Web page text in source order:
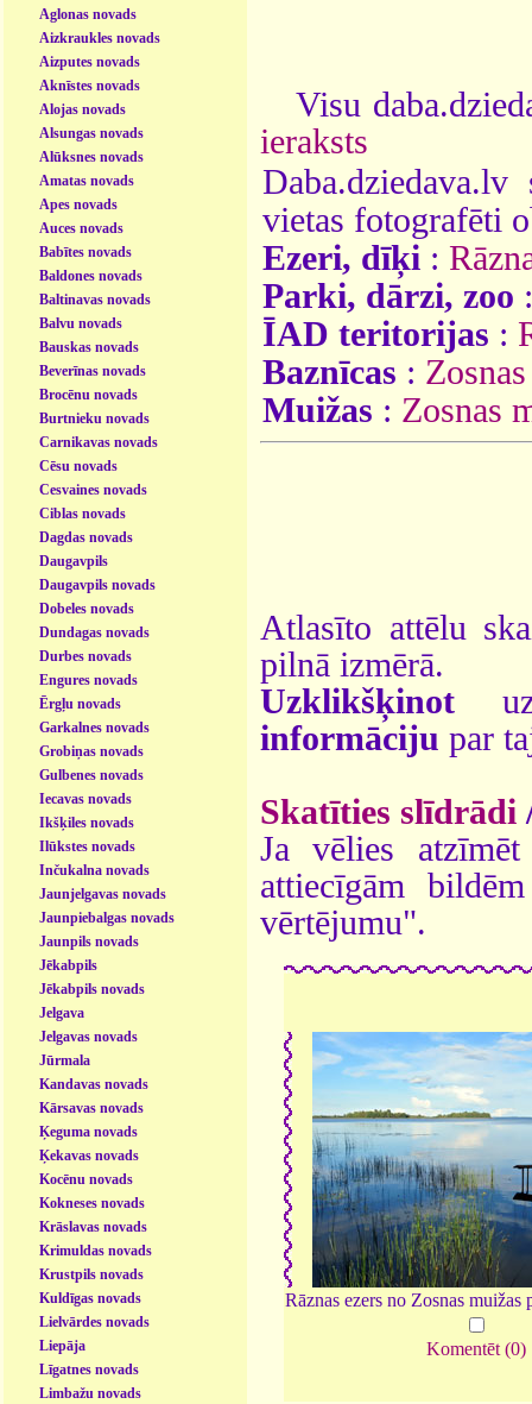
Aglonas novads
Aizkraukles novads
Aizputes novads
Aknīstes novads
Alojas novads
Alsungas novads
Alūksnes novads
Amatas novads
Apes novads
Auces novads
Babītes novads
Baldones novads
Baltinavas novads
Balvu novads
Bauskas novads
Beverīnas novads
Brocēnu novads
Burtnieku novads
Carnikavas novads
Cēsu novads
Cesvaines novads
Ciblas novads
Dagdas novads
Daugavpils
Daugavpils novads
Dobeles novads
Dundagas novads
Durbes novads
Engures novads
Ērgļu novads
Garkalnes novads
Grobiņas novads
Gulbenes novads
Iecavas novads
Ikšķiles novads
Ilūkstes novads
Inčukalna novads
Jaunjelgavas novads
Jaunpiebalgas novads
Jaunpils novads
Jēkabpils
Jēkabpils novads
Jelgava
Jelgavas novads
Jūrmala
Kandavas novads
Kārsavas novads
Ķeguma novads
Ķekavas novads
Kocēnu novads
Kokneses novads
Krāslavas novads
Krimuldas novads
Krustpils novads
Kuldīgas novads
Lielvārdes novads
Liepāja
Līgatnes novads
Limbažu novads
Visu
ieraksts
vietas fotografēti
Ezeri, dīķi :
Parki, dārzi, zoo
ĪAD teritorijas :
Baznīcas :
Muižas : Zosnas
Atlasīto attēlu
pilnā izmērā.
Uzklikšķinot
informāciju par
Skatīties slīdrādi
Ja vēlies
attiecīgām
vērtējumu".
Rāznas ezers no Zosnas muižas
Komentēt (0)